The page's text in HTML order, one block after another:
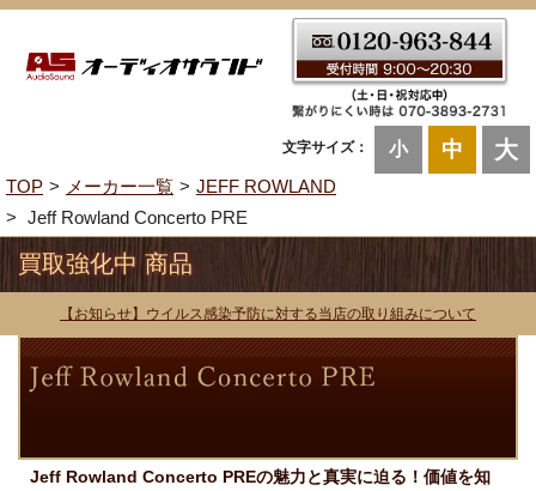
文字サイズ： 小 中 大
TOP メーカー一覧
JEFF ROWLAND
Jeff Rowland Concerto PRE
買取強化中 商品
【お知らせ】ウイルス感染予防に対する当店の取り組みについて
Jeff Rowland Concerto PREの魅力と真実に迫る！価値を知